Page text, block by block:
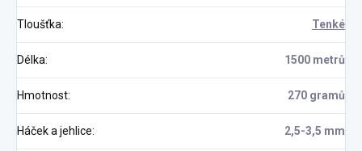
Tloušťka: Tenké
Délka: 1500 metrů
Hmotnost: 270 gramů
Háček a jehlice: 2,5-3,5 mm